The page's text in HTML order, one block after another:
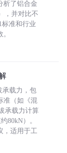
析了铝合金
，并对比不
标准和行业
承载力，包
准（如《混
承载力计算
80kN）。
，适用于工